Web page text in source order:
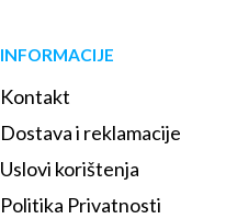
INFORMACIJE
Kontakt
Dostava i reklamacije
Uslovi korištenja
Politika Privatnosti